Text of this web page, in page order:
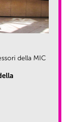
della MIC